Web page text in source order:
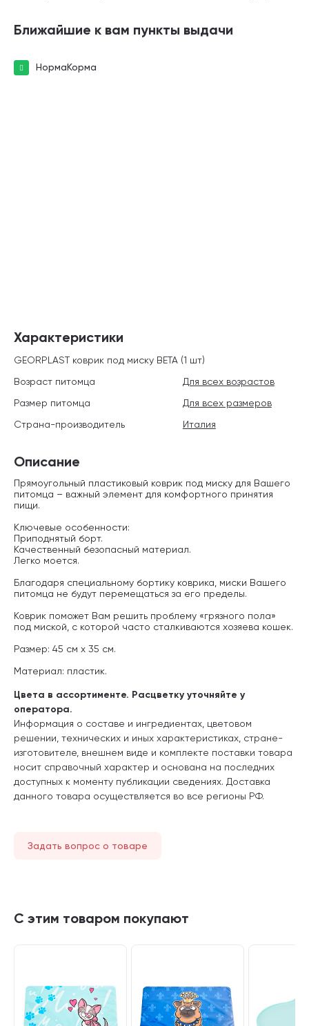
Ближайшие к вам пункты выдачи
НормаКорма
Описание
Прямоугольный пластиковый коврик под миску для Вашего
питомца – важный элемент для комфортного принятия
пищи.
Ключевые особенности:
Приподнятый борт.
Качественный безопасный материал.
Легко моется.
Благодаря специальному бортику коврика, миски Вашего
питомца не будут перемещаться за его пределы.
Коврик поможет Вам решить проблему «грязного пола»
под миской, с которой часто сталкиваются хозяева кошек.
Размер: 45 см х 35 см.
Материал: пластик.
Цвета в ассортименте. Расцветку уточняйте у
оператора.
Информация о составе и ингредиентах, цветовом
решении, технических и иных характеристиках, стране-
изготовителе, внешнем виде и комплекте поставки товара
носит справочный характер и основана на последних
доступных к моменту публикации сведениях. Доставка
данного товара осуществляется во все регионы РФ.
Задать вопрос о товаре
Характеристики
GEORPLAST коврик под миску BETA (1 шт)
Возраст питомца
Для всех возрастов
Размер питомца
Для всех размеров
Страна-производитель
Италия
С этим товаром покупают